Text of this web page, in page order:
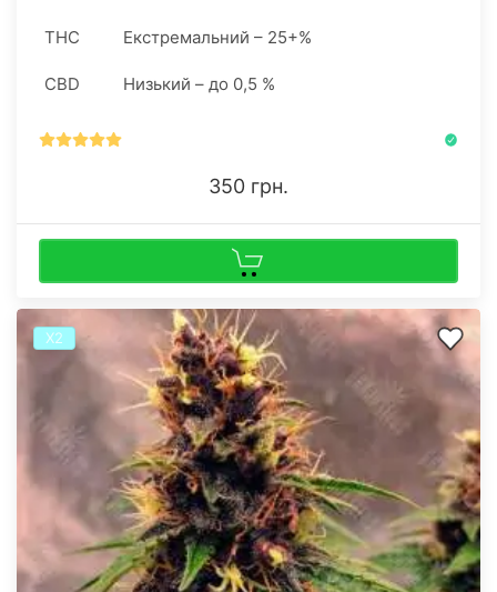
нагородить вас усією силою і глибиною
THC Екстремальний – 25+%
CBD Низький – до 0,5 %
350 грн.
Х2